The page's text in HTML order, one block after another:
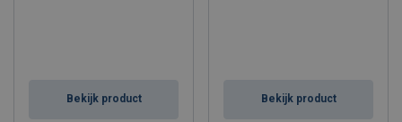
Bekijk product Bekijk product